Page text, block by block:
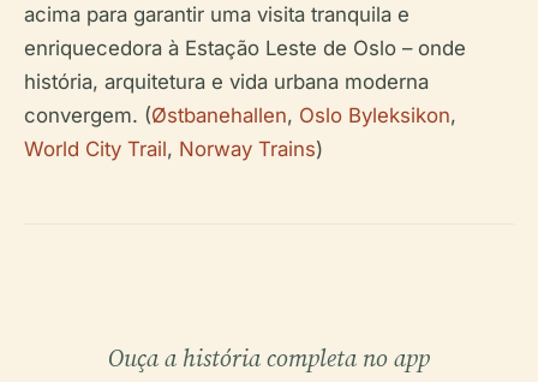
acima para garantir uma visita tranquila e
enriquecedora à Estação Leste de Oslo – onde
história, arquitetura e vida urbana moderna
convergem. (Østbanehallen, Oslo Byleksikon,
World City Trail, Norway Trains)
Ouça a história completa no app